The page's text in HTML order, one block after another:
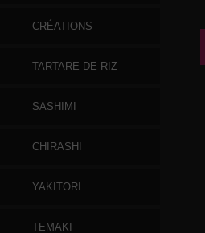
CRÉATIONS
TARTARE DE RIZ
SASHIMI
CHIRASHI
YAKITORI
TEMAKI